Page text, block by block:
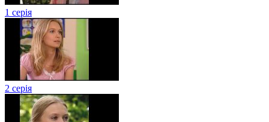
1 серія
2 серія